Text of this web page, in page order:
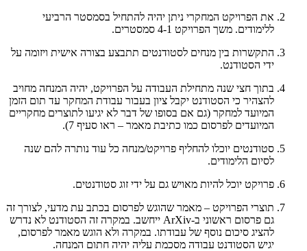
את הפרויקט המחקרי ניתן יהיה להתחיל בסמסטר הרביעי
ללימודים. משך הפרויקט 4-1 סמסטרים.
התקשרות בין מנחים לסטודנטים תתבצע בצורה אישית ויזומה על
ידי הסטודנט.
בתוך חצי שנה מתחילת העבודה על הפרויקט, יהיה המנחה מחויב
להצהיר כי הסטודנט יקבל ציון בעבור עבודת המחקר עד תום הזמן
המיועד למחקר (גם אם בסופו של דבר לא יגיעו לתוצרים מחקריים
המיועדים לפרסום כמו כתיבת מאמר – ראו סעיף 7).
סטודנטים יוכלו להחליף פרויקט/מנחה כל עוד נותרה להם שנה
לסיום הלימודים.
פרויקט יוכל להיות מאויש גם על ידי זוג סטודנטים.
תוצרי הפרויקט – מאמר שהוגש לפרסום בכתב עת מדעי, לצורך זה
גם פרסום ראשוני ב-ArXiv ייחשב. במקרה זה הסטודנט לא נדרש
להציג סיכום נוסף של עבודתו. במקרה ולא הוגש מאמר לפרסום,
יגיש הסטודנט עבודה מסכמת עליה יהיה חתום המנחה.